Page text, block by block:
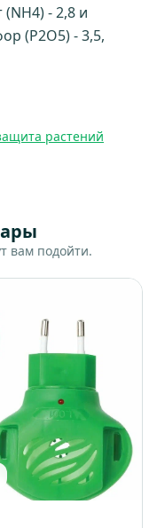
- 2,8 и
(P2O5) - 3,5,
растений
вам подойти.